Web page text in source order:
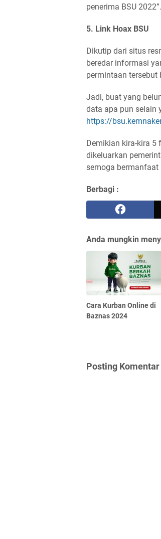
penerima BSU 2022”.
5. Link Hoax BSU
Dikutip dari situs
beredar informasi
permintaan tersebut
Jadi, buat yang
data apa pun selain
https://
Demikian kira-kira 5
dikeluarkan
semoga bermanfaat
Berbagi :
Anda mungkin
Cara Kurban Online di
Baznas 2024
Posting Komentar